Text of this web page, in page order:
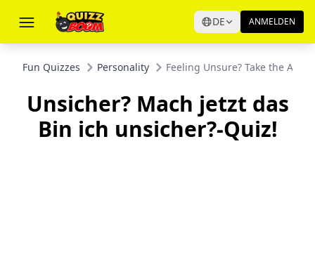
DE ANMELDEN
Fun Quizzes Personality Feeling Unsure? Take the Am I
Unsicher? Mach jetzt das
Bin ich unsicher?-Quiz!